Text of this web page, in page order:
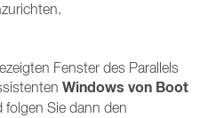
Fenster des Parallels
Windows von Boot
folgen Sie dann den